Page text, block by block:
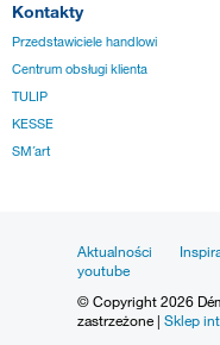
Kontakty
Przedstawiciele handlowi
Centrum obsługi klienta
TULIP
KESSE
SM´art
Aktualności
youtube
© Copyright 2026
zastrzeżone | Sklep